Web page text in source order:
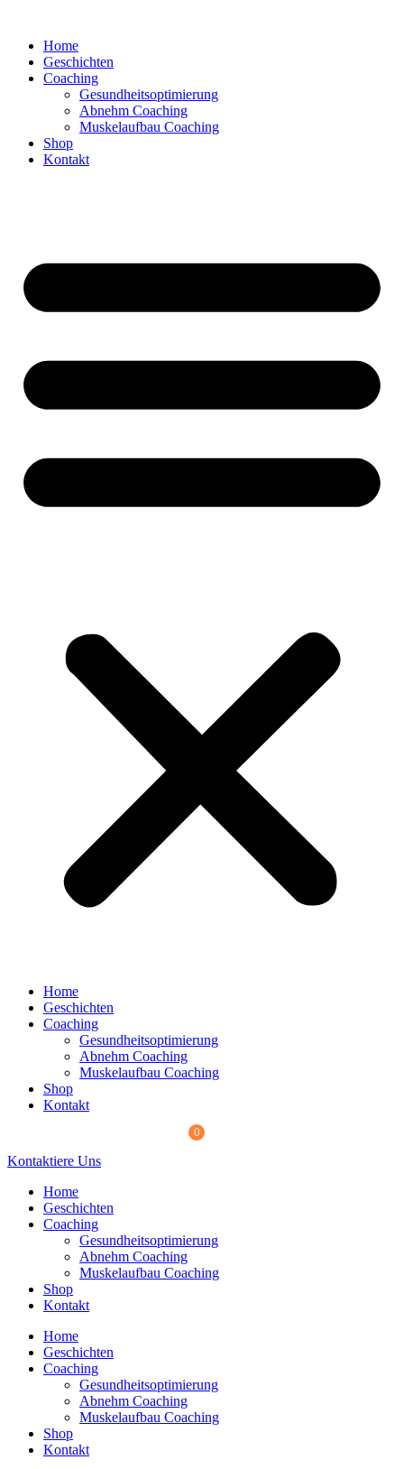
springenHome
Geschichten
Coaching
Gesundheitsoptimierung
Abnehm Coaching
Muskelaufbau Coaching
Shop
Kontakt
Home
Geschichten
Coaching
Gesundheitsoptimierung
Abnehm Coaching
Muskelaufbau Coaching
Shop
Kontakt
0
Kontaktiere Uns
Home
Geschichten
Coaching
Gesundheitsoptimierung
Abnehm Coaching
Muskelaufbau Coaching
Shop
Kontakt
Home
Geschichten
Coaching
Gesundheitsoptimierung
Abnehm Coaching
Muskelaufbau Coaching
Shop
Kontakt